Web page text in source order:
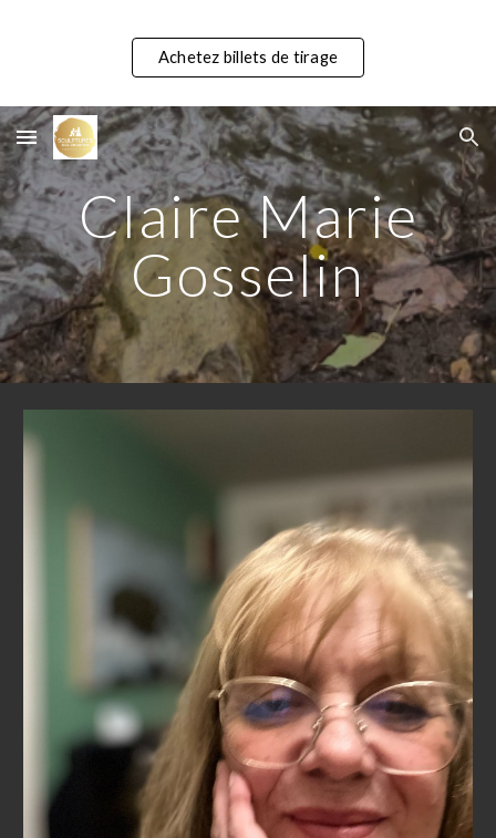
Skip to main content Skip to navigation
Achetez billets de tirage
Claire Marie
Gosselin